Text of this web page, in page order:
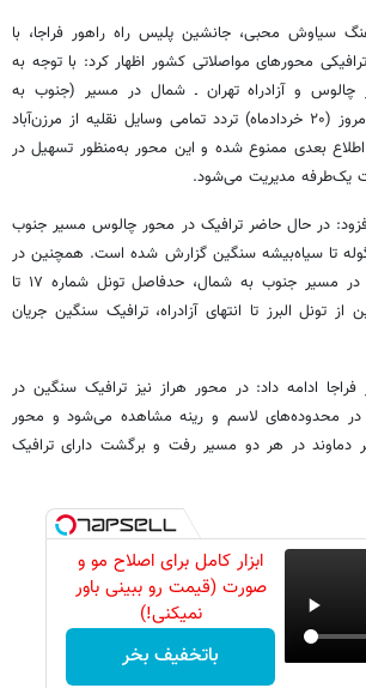
سیاوش محبی، جانشین پلیس راه راهور فراجا، با
محورهای مواصلاتی کشور اظهار کرد: با توجه به
و آزادراه تهران ـ شمال در مسیر (جنوب به
شمال)، از ساعت ۱۸:۰۰ امروز (۲۰ خردادماه) تردد تمامی وسایل نقلیه از مرزن‌آباد
بعدی ممنوع شده و این محور به‌منظور تسهیل در
یک‌طرفه مدیریت می‌شود.
در حال حاضر ترافیک در محور چالوس مسیر جنوب
تا سیاه‌بیشه سنگین گزارش شده است. همچنین در
آزادراه تهران ـ شمال نیز در مسیر جنوب به شمال، حدفاصل تونل شماره ۱۷ تا
۱۸ و همچنین از تونل البرز تا انتهای آزادراه، ترافیک سنگین جریان
ادامه داد: در محور هراز نیز ترافیک سنگین در
محدوده‌های لاسم و رینه مشاهده می‌شود و محور
دماوند در هر دو مسیر رفت و برگشت دارای ترافیک
ابزار کامل برای اصلاح مو و
صورت (قیمت رو ببینی باور
نمیکنی!)
باتخفیف بخر